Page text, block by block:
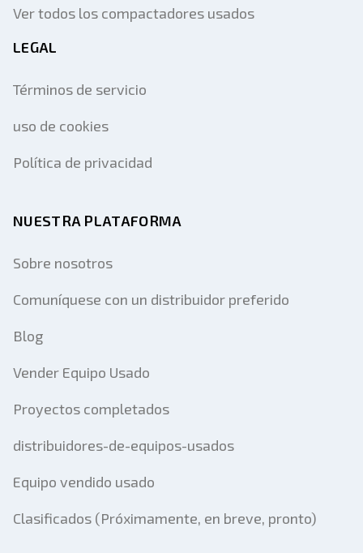
Ver todos los compactadores usados
LEGAL
Términos de servicio
uso de cookies
Política de privacidad
NUESTRA PLATAFORMA
Sobre nosotros
Comuníquese con un distribuidor preferido
Blog
Vender Equipo Usado
Proyectos completados
distribuidores-de-equipos-usados
Equipo vendido usado
Clasificados (Próximamente, en breve, pronto)